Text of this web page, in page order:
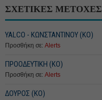
ΣΧΕΤΙΚΕΣ ΜΕΤΟΧΕΣ
YALCO - ΚΩΝΣΤΑΝΤΙΝΟΥ (ΚΟ)
Προσθήκη σε: Alerts
ΠΡΟΟΔΕΥΤΙΚΗ (ΚΟ)
Προσθήκη σε: Alerts
ΔΟΥΡΟΣ (ΚΟ)